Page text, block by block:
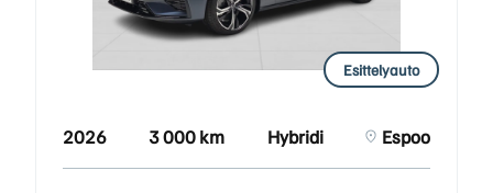
Esittelyauto
2026 3 000 km Hybridi Espoo